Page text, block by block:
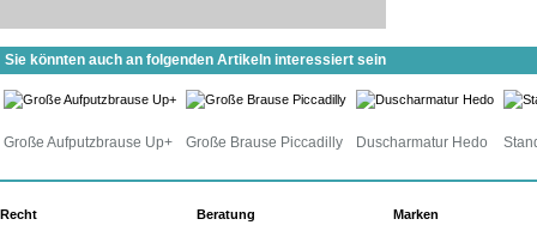
Sie könnten auch an folgenden Artikeln interessiert sein
Große Aufputzbrause Up+ Große Brause Piccadilly Duscharmatur Hedo
Recht
Beratung
Marken